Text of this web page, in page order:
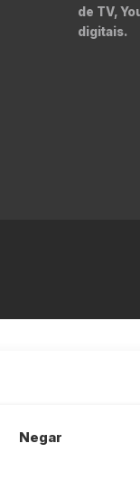
Negar
de TV,
digitais.